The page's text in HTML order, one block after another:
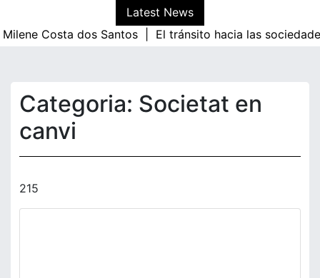
Latest News
dos Santos |El tránsito hacia las sociedades de
Categoria: Societat en
canvi
215